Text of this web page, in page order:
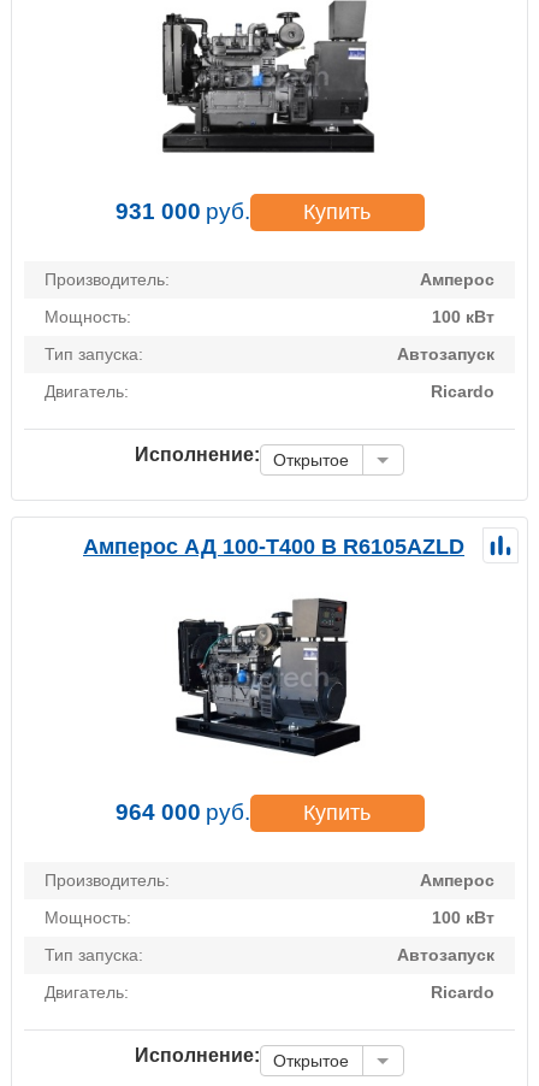
931 000 руб. Купить
Производитель:
Амперос
Мощность:
100 кВт
Тип запуска:
Автозапуск
Двигатель:
Ricardo
Исполнение: Открытое
Амперос АД 100-Т400 B R6105AZLD
964 000 руб. Купить
Производитель:
Амперос
Мощность:
100 кВт
Тип запуска:
Автозапуск
Двигатель:
Ricardo
Исполнение: Открытое